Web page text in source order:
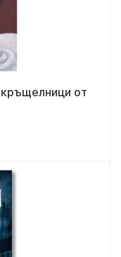
от